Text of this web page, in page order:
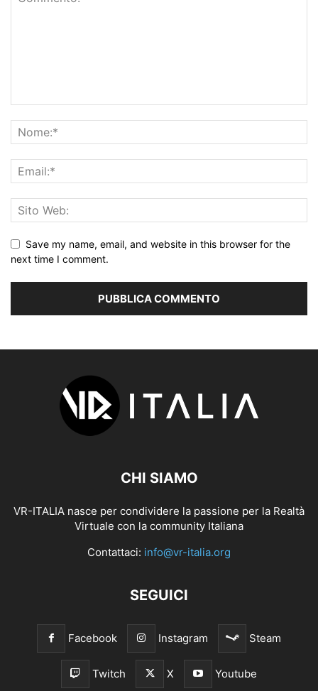
Save my name, email, and website in this browser for the
next time I comment.
CHI SIAMO
VR-ITALIA nasce per condividere la passione per la Realtà
Virtuale con la community Italiana
Contattaci: info@vr-italia.org
SEGUICI
Facebook Instagram Steam
Twitch X Youtube